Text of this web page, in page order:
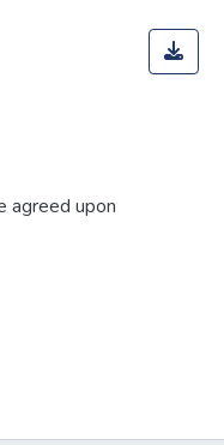
agreed upon